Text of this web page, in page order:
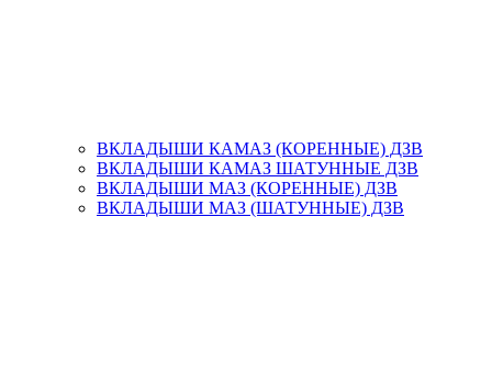
ВКЛАДЫШИ КАМАЗ (КОРЕННЫЕ) ДЗВ
ВКЛАДЫШИ КАМАЗ ШАТУННЫЕ ДЗВ
ВКЛАДЫШИ МАЗ (КОРЕННЫЕ) ДЗВ
ВКЛАДЫШИ МАЗ (ШАТУННЫЕ) ДЗВ